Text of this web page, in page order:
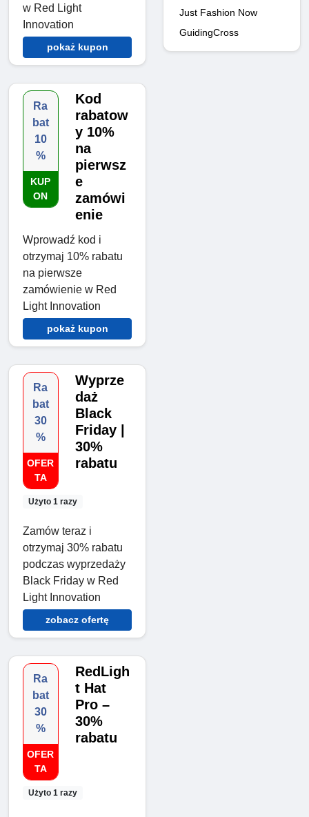
w Red Light
Innovation
pokaż kupon
Ra
bat
10
%
KUP
ON
Kod
rabatow
y 10%
na
pierwsz
e
zamówi
enie
Wprowadź kod i
otrzymaj 10% rabatu
na pierwsze
zamówienie w Red
Light Innovation
pokaż kupon
Ra
bat
30
%
OFER
TA
Użyto 1 razy
Wyprze
daż
Black
Friday |
30%
rabatu
Zamów teraz i
otrzymaj 30% rabatu
podczas wyprzedaży
Black Friday w Red
Light Innovation
zobacz ofertę
Ra
bat
30
%
OFER
TA
Użyto 1 razy
RedLigh
t Hat
Pro –
30%
rabatu
Just Fashion Now
GuidingCross